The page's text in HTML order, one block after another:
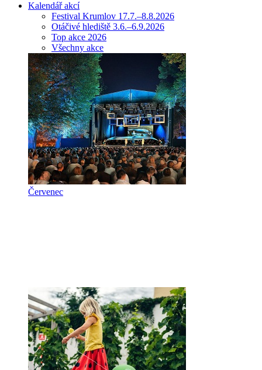
Kalendář akcí
Festival Krumlov 17.7.–8.8.2026
Otáčivé hlediště 3.6.–6.9.2026
Top akce 2026
Všechny akce
Červenec